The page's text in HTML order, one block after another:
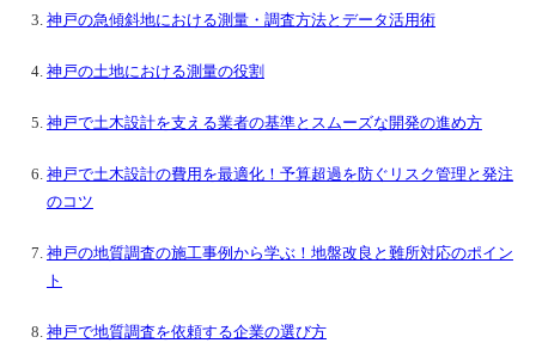
神戸の急傾斜地における測量・調査方法とデータ活用術
神戸の土地における測量の役割
神戸で土木設計を支える業者の基準とスムーズな開発の進め方
神戸で土木設計の費用を最適化！予算超過を防ぐリスク管理と発注
のコツ
神戸の地質調査の施工事例から学ぶ！地盤改良と難所対応のポイン
ト
神戸で地質調査を依頼する企業の選び方